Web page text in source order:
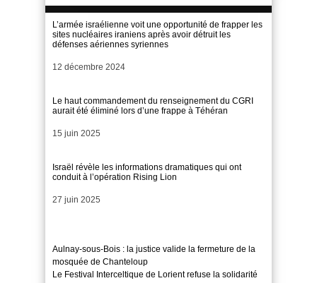
L’armée israélienne voit une opportunité de frapper les
sites nucléaires iraniens après avoir détruit les
défenses aériennes syriennes
Date
12 décembre 2024
Le haut commandement du renseignement du CGRI
aurait été éliminé lors d’une frappe à Téhéran
Date
15 juin 2025
Israël révèle les informations dramatiques qui ont
conduit à l’opération Rising Lion
Date
27 juin 2025
Aulnay-sous-Bois : la justice valide la fermeture de la
mosquée de Chanteloup
Le Festival Interceltique de Lorient refuse la solidarité